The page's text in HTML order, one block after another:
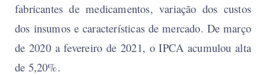
fabricantes de medicamentos, variação dos custos
dos insumos e características de mercado. De março
de 2020 a fevereiro de 2021, o IPCA acumulou alta
de 5,20%.